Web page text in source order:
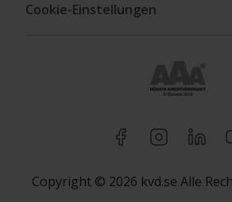
Cookie-Einstellungen
Copyright © 2026 kvd.se Alle